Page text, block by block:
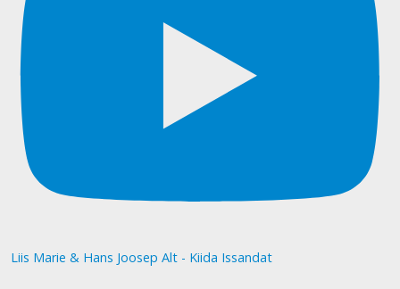
Liis Marie & Hans Joosep Alt - Kiida Issandat